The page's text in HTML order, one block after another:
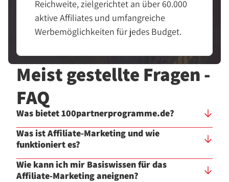
Reichweite, zielgerichtet an über 60.000
aktive Affiliates und umfangreiche
Werbemöglichkeiten für jedes Budget.
Meist gestellte Fragen -
FAQ
Was bietet 100partnerprogramme.de?
Was ist Affiliate-Marketing und wie
funktioniert es?
Wie kann ich mir Basiswissen für das
Affiliate-Marketing aneignen?